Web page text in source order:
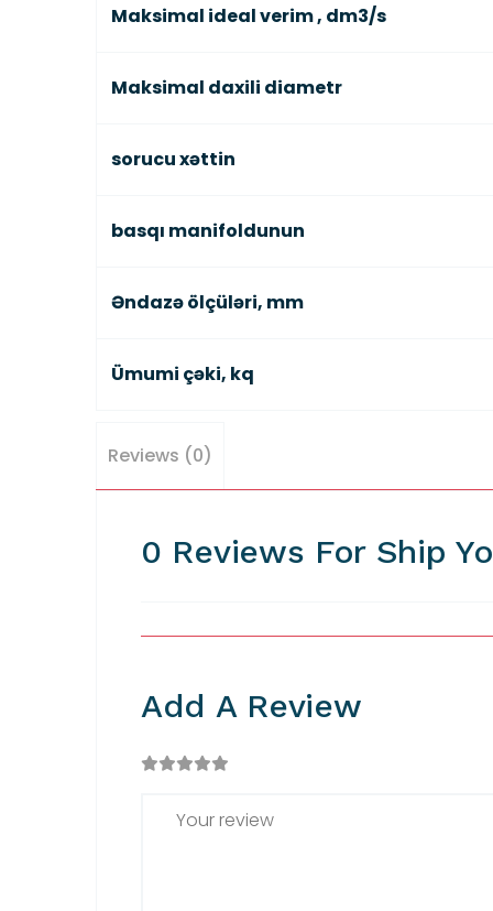
Maksimal ideal verim , dm3/s
Maksimal daxili diametr
sorucu xəttin
basqı manifoldunun
Əndazə ölçüləri, mm
Ümumi çəki, kq
Reviews (0)
0 Reviews For Ship
Add A Review